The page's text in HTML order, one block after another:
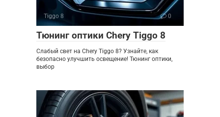
Tiggo 8 0
Тюнинг оптики Chery Tiggo 8
Слабый свет на Chery Tiggo 8? Узнайте, как
безопасно улучшить освещение! Тюнинг оптики,
выбор